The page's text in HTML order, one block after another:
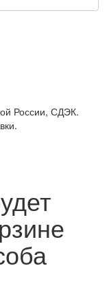
России, СДЭК.